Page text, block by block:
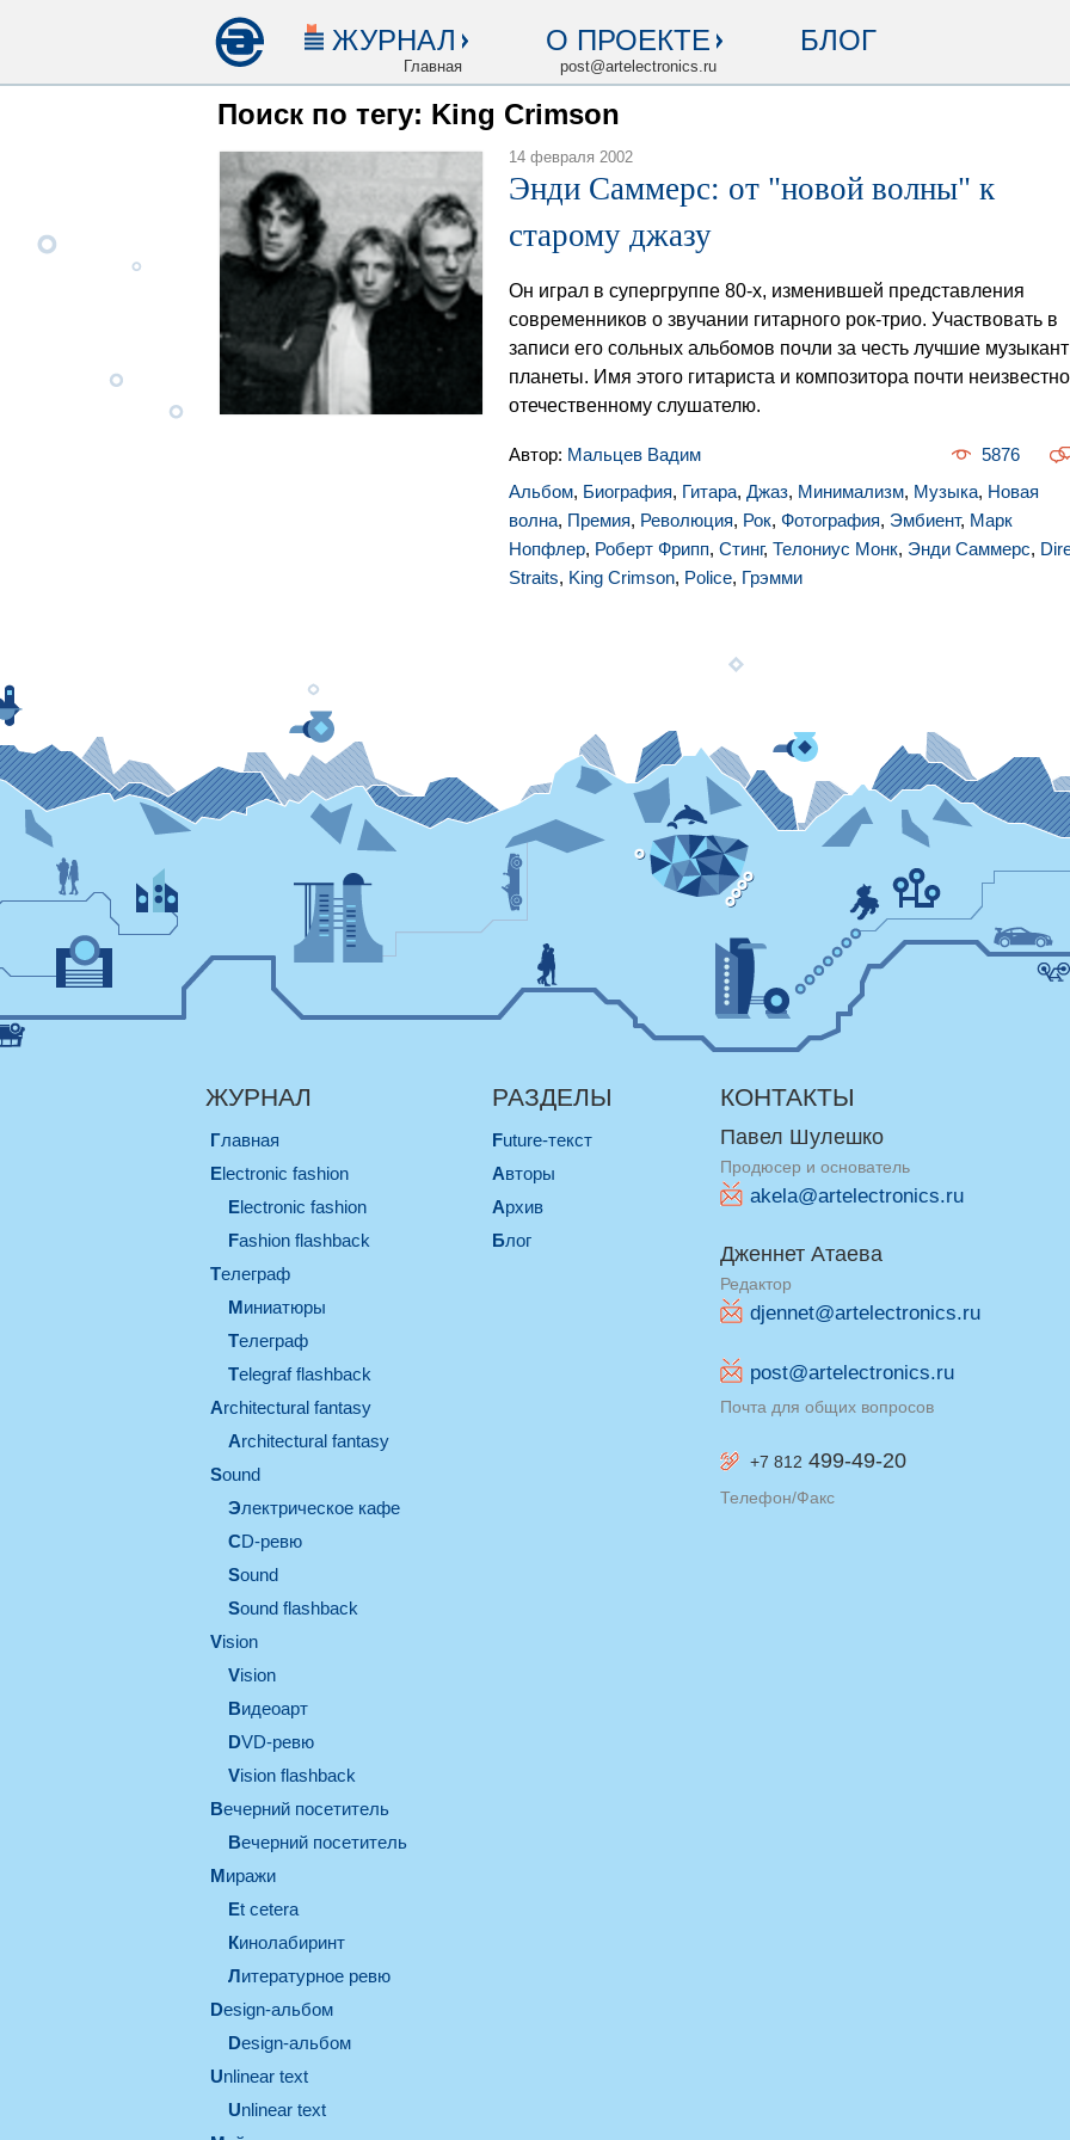
ЖУРНАЛ
Главная
О ПРОЕКТЕ
post@artelectronics.ru
БЛОГ
Поиск по тегу: King Crimson
14 февраля 2002
Энди Саммерс: от "новой волны" к
старому джазу
Он играл в супергруппе 80-х, изменившей представления
современников о звучании гитарного рок-трио. Участвовать в
записи его сольных альбомов почли за честь лучшие
планеты. Имя этого гитариста и композитора почти неизвестно
отечественному слушателю.
Автор: Мальцев Вадим
5876
Альбом, Биография, Гитара, Джаз, Минимализм, Музыка, Новая
волна, Премия, Революция, Рок, Фотография, Эмбиент, Марк
Нопфлер, Роберт Фрипп, Стинг, Телониус Монк, Энди Саммерс,
Straits, King Crimson, Police, Грэмми
ЖУРНАЛ
Главная
electronic fashion
electronic fashion
Fashion flashback
телеграф
миниатюры
телеграф
Telegraf flashback
architectural fantasy
architectural fantasy
sound
электрическое кафе
CD-ревю
sound
Sound flashback
vision
vision
видеоарт
DVD-ревю
Vision flashback
вечерний посетитель
вечерний посетитель
миражи
et cetera
кинолабиринт
литературное ревю
design-альбом
design-альбом
unlinear text
Unlinear text
РАЗДЕЛЫ
Future-текст
Авторы
Архив
Блог
КОНТАКТЫ
Павел Шулешко
Продюсер и основатель
akela@artelectronics.ru
Дженнет Атаева
Редактор
djennet@artelectronics.ru
post@artelectronics.ru
Почта для общих вопросов
+7 812 499-49-20
Телефон/Факс